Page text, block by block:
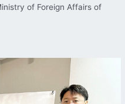
of Foreign Affairs of